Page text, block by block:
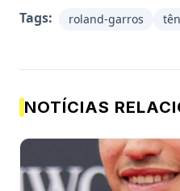
Tags: roland-garros
NOTÍCIAS